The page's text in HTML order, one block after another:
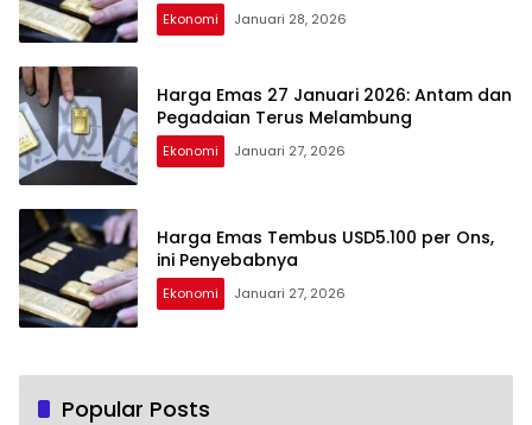
Ekonomi Januari 28, 2026
Harga Emas 27 Januari 2026: Antam dan
Pegadaian Terus Melambung
Ekonomi Januari 27, 2026
Harga Emas Tembus USD5.100 per Ons,
ini Penyebabnya
Ekonomi Januari 27, 2026
Popular Posts